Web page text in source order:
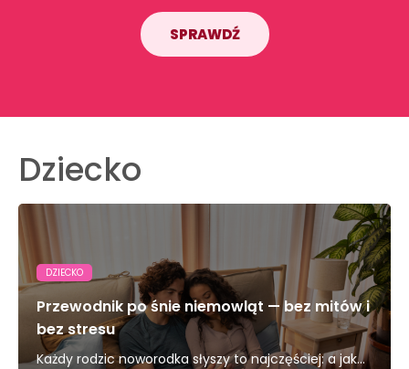
SPRAWDŹ
Dziecko
DZIECKO
Przewodnik po śnie niemowląt — bez mitów i
bez stresu
Każdy rodzic noworodka słyszy to najczęściej: a jak...